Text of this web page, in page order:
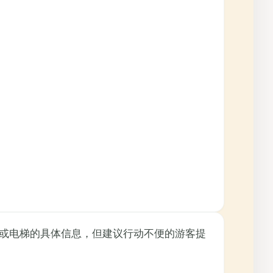
电梯的具体信息，但建议行动不便的游客提